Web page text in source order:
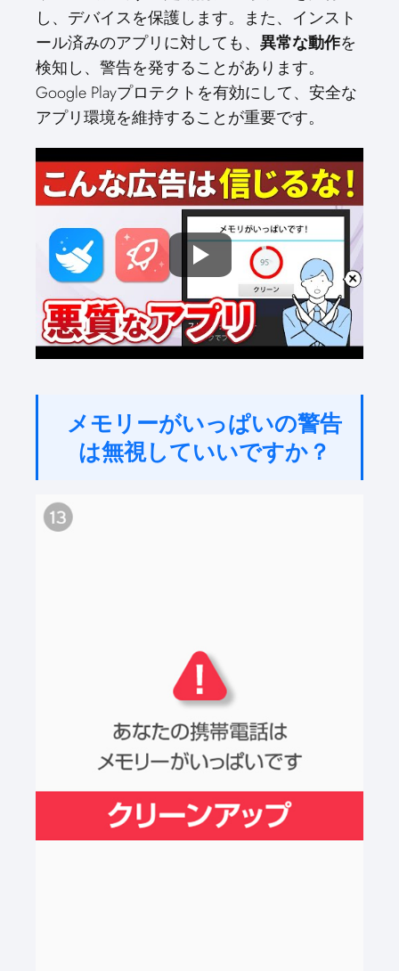
し、デバイスを保護します。また、インスト
ール済みのアプリに対しても、
異常な動作を
検知し、警告を発することがあります。
Google Playプロテクトを有効にして、安全な
アプリ環境を維持することが重要です。
メモリーがいっぱいの警告
は無視していいですか？